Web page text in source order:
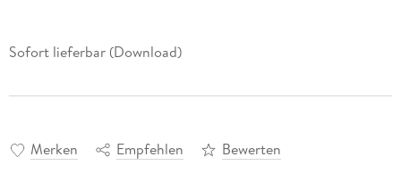
Sofort lieferbar (Download)
Merken Empfehlen Bewerten